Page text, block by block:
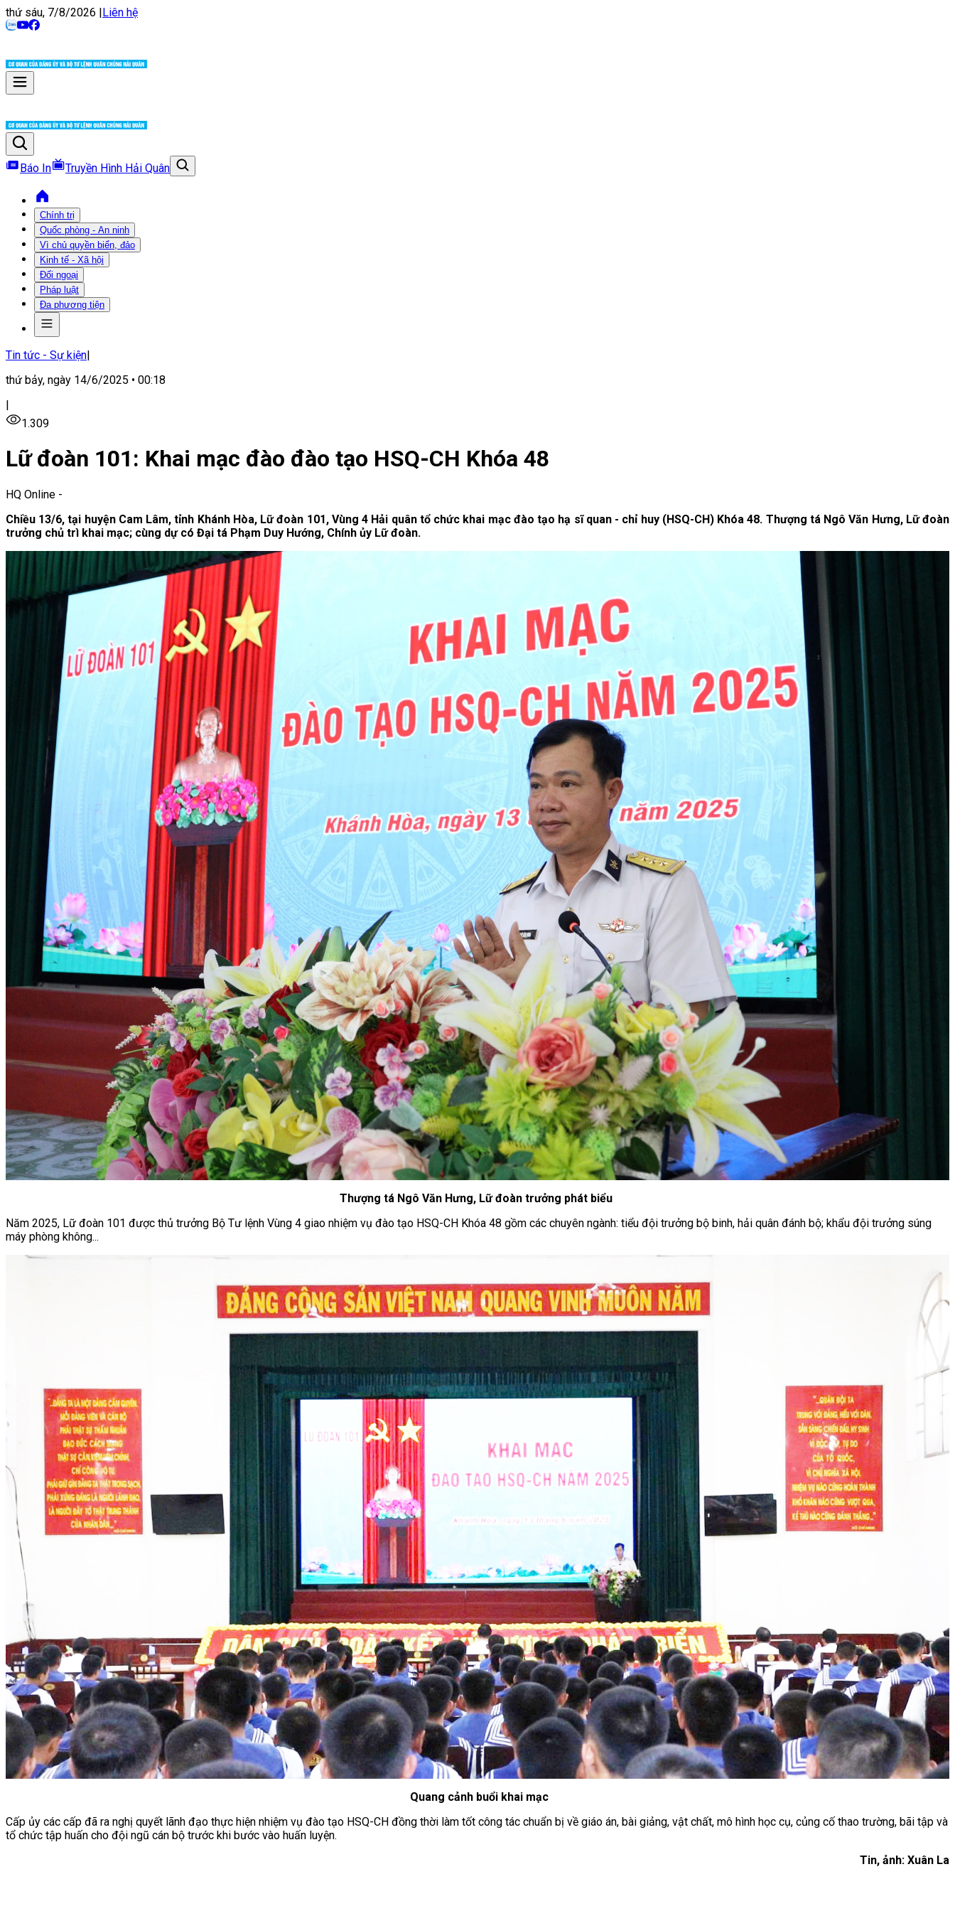
thứ sáu, 7/8/2026 |Liên hệ
Báo In Truyền Hình Hải Quân
Chính trị
Quốc phòng - An ninh
Vì chủ quyền biển, đảo
Kinh tế - Xã hội
Đối ngoại
Pháp luật
Đa phương tiện
Tin tức - Sự kiện|
thứ bảy, ngày 14/6/2025 • 00:18
|
1.309
Lữ đoàn 101: Khai mạc đào đào tạo HSQ-CH Khóa 48
HQ Online -
Chiều 13/6, tại huyện Cam Lâm, tỉnh Khánh Hòa, Lữ đoàn 101, Vùng 4 Hải quân tổ chức khai mạc đào tạo hạ sĩ quan - chỉ huy (HSQ-CH) Khóa 48. Thượng tá Ngô Văn Hưng, Lữ đoàn
trưởng chủ trì khai mạc; cùng dự có Đại tá Phạm Duy Hướng, Chính ủy Lữ đoàn.
Thượng tá Ngô Văn Hưng, Lữ đoàn trưởng phát biểu
Năm 2025, Lữ đoàn 101 được thủ trưởng Bộ Tư lệnh Vùng 4 giao nhiệm vụ đào tạo HSQ-CH Khóa 48 gồm các chuyên ngành: tiểu đội trưởng bộ binh, hải quân đánh bộ; khẩu đội trưởng súng
máy phòng không...
Quang cảnh buổi khai mạc
Cấp ủy các cấp đã ra nghị quyết lãnh đạo thực hiện nhiệm vụ đào tạo HSQ-CH đồng thời làm tốt công tác chuẩn bị về giáo án, bài giảng, vật chất, mô hình học cụ, củng cố thao trường, bãi tập và
tổ chức tập huấn cho đội ngũ cán bộ trước khi bước vào huấn luyện.
Tin, ảnh: Xuân La